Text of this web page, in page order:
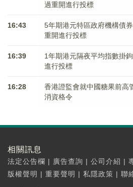
過重開進行投標
16:43
5年期港元特區政府機構債
重開進行投標
16:39
1年期港元隔夜平均指數掛
進行投標
16:28
香港證監會就中國糖果前高
消資格令
相關訊息
法定公告欄 | 廣告查詢 | 公司介紹 |
版權聲明 | 重要聲明 | 私隱政策 | 聯